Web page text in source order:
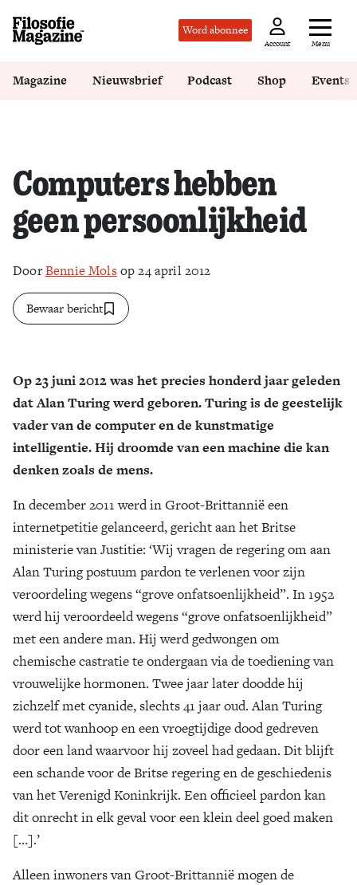
Word abonnee
Account Menu
Zoek
Magazine Nieuwsbrief Podcast Shop Events
Computers hebben
geen persoonlijkheid
DoorBennie Mols op 24 april 2012
Bewaar bericht
Op 23 juni 2012 was het precies honderd jaar geleden
dat Alan Turing werd geboren. Turing is de geestelijk
vader van de computer en de kunstmatige
intelligentie. Hij droomde van een machine die kan
denken zoals de mens.
In december 2011 werd in Groot-Brittannië een
internetpetitie gelanceerd, gericht aan het Britse
ministerie van Justitie: ‘Wij vragen de regering om aan
Alan Turing postuum pardon te verlenen voor zijn
veroordeling wegens “grove onfatsoenlijkheid”. In 1952
werd hij veroordeeld wegens “grove onfatsoenlijkheid”
met een andere man. Hij werd gedwongen om
chemische castratie te ondergaan via de toediening van
vrouwelijke hormonen. Twee jaar later doodde hij
zichzelf met cyanide, slechts 41 jaar oud. Alan Turing
werd tot wanhoop en een vroegtijdige dood gedreven
door een land waarvoor hij zoveel had gedaan. Dit blijft
een schande voor de Britse regering en de geschiedenis
van het Verenigd Koninkrijk. Een officieel pardon kan
dit onrecht in elk geval voor een klein deel goed maken
[…].’
Alleen inwoners van Groot-Brittannië mogen de